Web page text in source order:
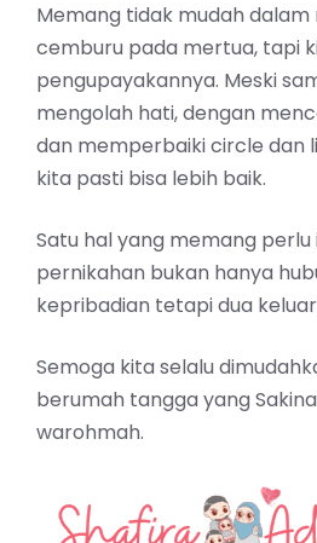
Memang tidak mudah
cemburu pada mertua, tapi
pengupayakannya. Meski
mengolah hati, dengan
dan memperbaiki circle dan
kita pasti bisa lebih baik.
Satu hal yang memang
pernikahan bukan hanya
kepribadian tetapi dua
Semoga kita selalu
berumah tangga yang
warohmah.